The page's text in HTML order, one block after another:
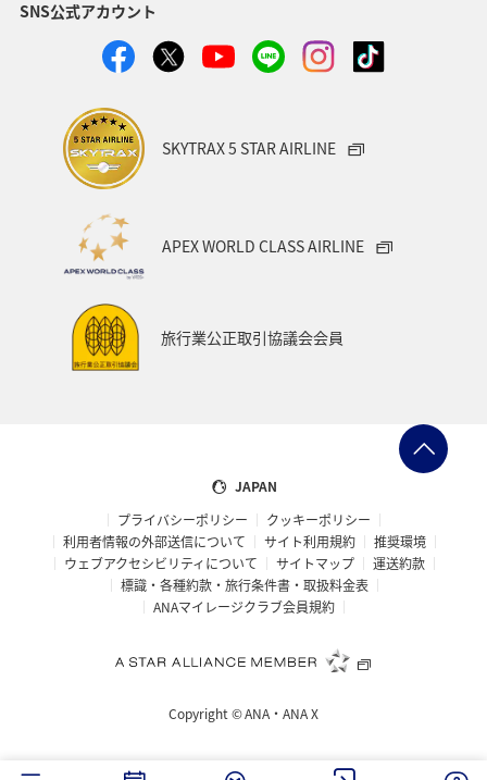
ワーケーション（単身）
マリンスポーツ アユ 札幌
神奈川県
和歌山県 静岡県
SNS公式アカウント
SKYTRAX 5 STAR AIRLINE
APEX WORLD CLASS AIRLINE
旅行業公正取引協議会会員
JAPAN
プライバシーポリシー
クッキーポリシー
利用者情報の外部送信について
サイト利用規約
推奨環境
ウェブアクセシビリティについて
サイトマップ
運送約款
標識・各種約款・旅行条件書・取扱料金表
ANAマイレージクラブ会員規約
Copyright ©ANA・ANA X